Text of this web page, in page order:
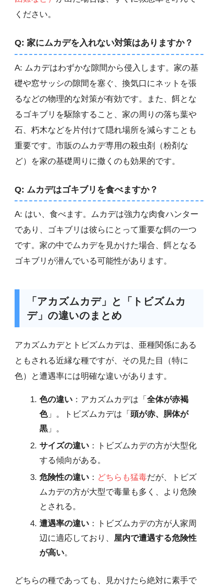
ください。
Q: 家にムカデを入れない対策はありますか？
A: ムカデはわずかな隙間から侵入します。家の基
礎や窓サッシの隙間を塞ぐ、換気口にネットを張
るなどの物理的な対策が有効です。また、餌とな
るゴキブリを駆除すること、家の周りの落ち葉や
石、朽木などを片付けて隠れ場所を減らすことも
重要です。市販のムカデ専用の殺虫剤（粉剤な
ど）を家の基礎周りに撒くのも効果的です。
Q: ムカデはゴキブリを食べますか？
A: はい、食べます。ムカデは強力な肉食ハンター
であり、ゴキブリは彼らにとって重要な餌の一つ
です。家の中でムカデを見かけた場合、餌となる
ゴキブリが潜んでいる可能性があります。
「アカズムカデ」と「トビズムカ
デ」の違いのまとめ
アカズムカデとトビズムカデは、亜種関係にある
ともされる近縁な種ですが、その見た目（特に
色）と遭遇率には明確な違いがあります。
色の違い ：アカズムカデは「 全体が赤褐
色」。トビズムカデは「 頭が赤、胴体が
黒 」。
サイズの違い ：トビズムカデの方が大型化
する傾向がある。
危険性の違い ： どちらも猛毒だが、トビズ
ムカデの方が大型で毒量も多く、より危険
とされる。
遭遇率の違い ：トビズムカデの方が人家周
辺に適応しており、 屋内で遭遇する危険性
が高い。
どちらの種であっても、見かけたら絶対に素手で